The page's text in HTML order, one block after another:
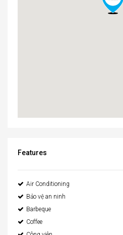
Features
Air Conditioning
Bảo vệ an ninh
Barbeque
Coffee